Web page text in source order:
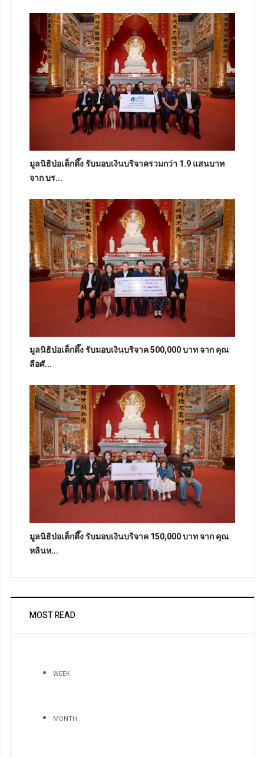
มูลนิธิป่อเต็กตึ๊ง รับมอบเงินบริจาครวมกว่า 1.9 แสนบาท
จาก บร...
มูลนิธิป่อเต็กตึ๊ง รับมอบเงินบริจาค 500,000 บาท จาก คุณ
ลือศั...
มูลนิธิป่อเต็กตึ๊ง รับมอบเงินบริจาค 150,000 บาท จาก คุณ
หลินห...
MOST READ
WEEK
MONTH